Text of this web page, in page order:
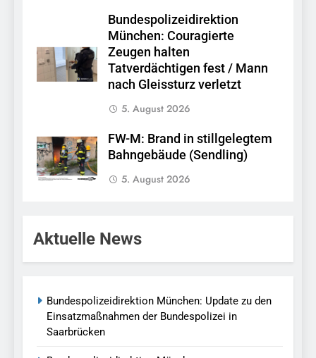
Bundespolizeidirektion
München: Couragierte
Zeugen halten
Tatverdächtigen fest / Mann
nach Gleissturz verletzt
5. August 2026
FW-M: Brand in stillgelegtem
Bahngebäude (Sendling)
5. August 2026
Aktuelle News
Bundespolizeidirektion München: Update zu den
Einsatzmaßnahmen der Bundespolizei in
Saarbrücken